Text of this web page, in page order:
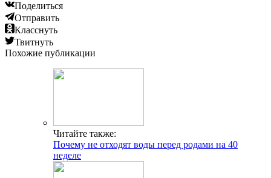
Поделиться
Отправить
Класснуть
Твитнуть
Похожие публикации
Читайте также:
Почему не отходят воды перед родами на 40
неделе